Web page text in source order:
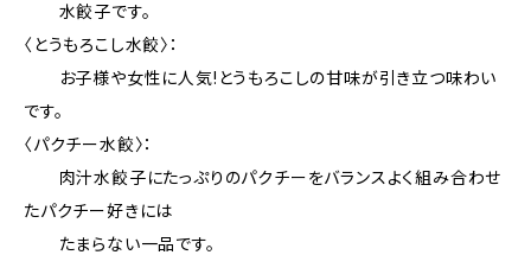
水餃子です。
〈とうもろこし水餃〉：
お子様や女性に人気!とうもろこしの甘味が引き立つ味わい
です。
〈パクチー水餃〉：
肉汁水餃子にたっぷりのパクチーをバランスよく組み合わせ
たパクチー好きには
たまらない一品です。